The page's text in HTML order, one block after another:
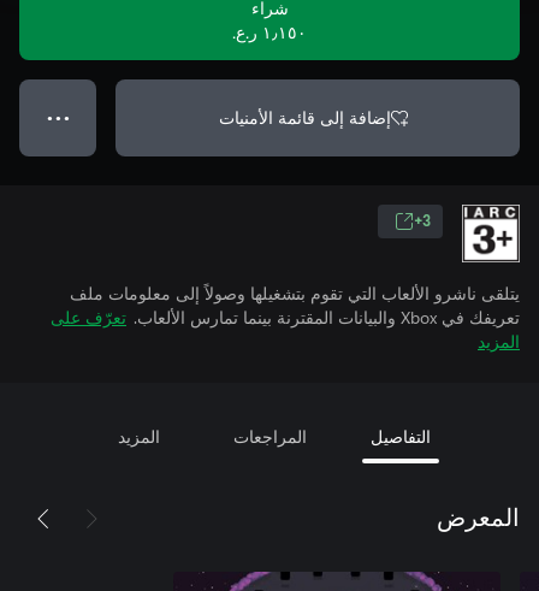
شراء
١٫١٥٠ ر.ع.‏
إضافة إلى قائمة الأمنيات ● ● ●
3+
يتلقى ناشرو الألعاب التي تقوم بتشغيلها وصولاً إلى معلومات ملف
تعريفك في Xbox والبيانات المقترنة بينما تمارس الألعاب.
تعرّف على
المزيد
التفاصيل المراجعات المزيد
المعرض